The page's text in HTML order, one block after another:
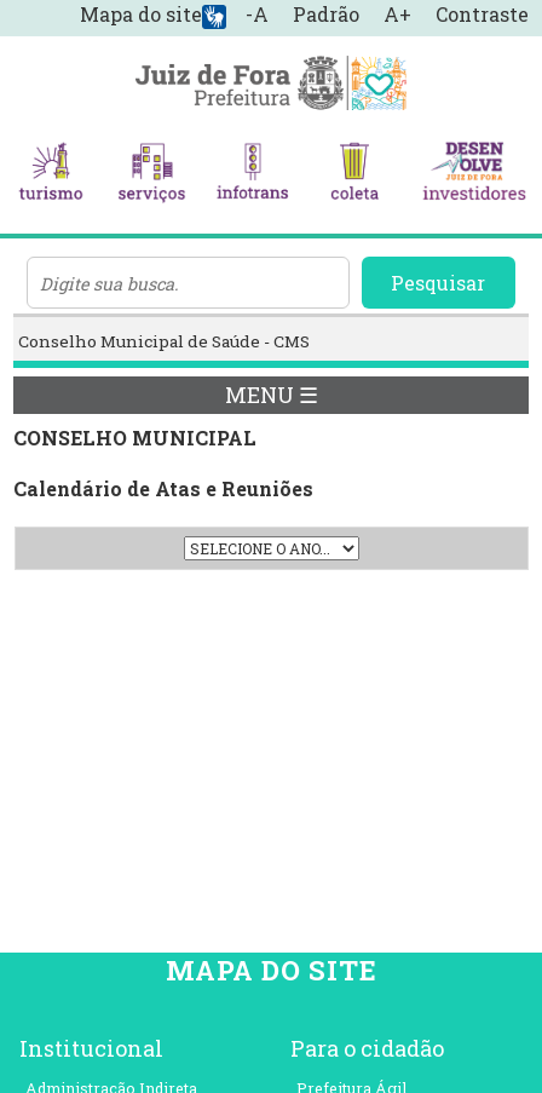
-A Padrão A+ Contraste
Mapa do site
Pesquisar
Conselho Municipal de Saúde - CMS
MENU ☰
CONSELHO MUNICIPAL
Calendário de Atas e Reuniões
MAPA DO SITE
Institucional
Administração Indireta
Para o cidadão
Prefeitura Ágil